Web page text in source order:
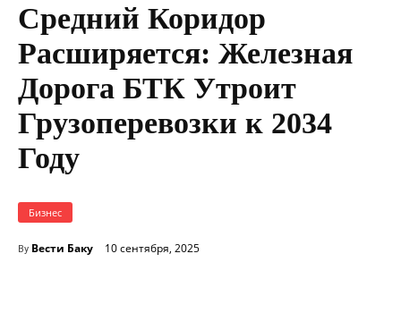
Средний Коридор
Расширяется: Железная
Дорога БТК Утроит
Грузоперевозки к 2034
Году
Бизнес
By Вести Баку 10 сентября, 2025